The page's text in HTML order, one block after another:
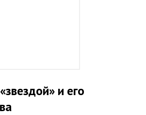
и его